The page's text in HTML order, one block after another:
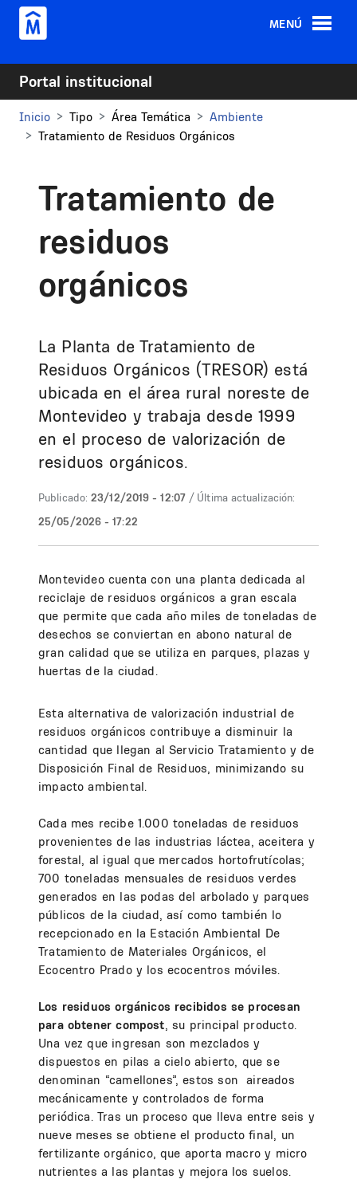
Pasar al contenido principal
MENÚ
Portal institucional
Inicio Tipo Área Temática
Ambiente
Tratamiento de Residuos Orgánicos
Tratamiento de
residuos
orgánicos
La Planta de Tratamiento de
Residuos Orgánicos (TRESOR) está
ubicada en el área rural noreste de
Montevideo y trabaja desde 1999
en el proceso de valorización de
residuos orgánicos.
Publicado: 23/12/2019 - 12:07 / Última actualización:
25/05/2026 - 17:22
Montevideo cuenta con una planta dedicada al
reciclaje de residuos orgánicos a gran escala
que permite que cada año miles de toneladas de
desechos se conviertan en abono natural de
gran calidad que se utiliza en parques, plazas y
huertas de la ciudad.
Esta alternativa de valorización industrial de
residuos orgánicos contribuye a disminuir la
cantidad que llegan al Servicio Tratamiento y de
Disposición Final de Residuos, minimizando su
impacto ambiental.
Cada mes recibe 1.000 toneladas de residuos
provenientes de las industrias láctea, aceitera y
forestal, al igual que mercados hortofrutícolas;
700 toneladas mensuales de residuos verdes
generados en las podas del arbolado y parques
públicos de la ciudad, así como también lo
recepcionado en la Estación Ambiental De
Tratamiento de Materiales Orgánicos, el
Ecocentro Prado y los ecocentros móviles.
Los residuos orgánicos recibidos se procesan
para obtener compost, su principal producto.
Una vez que ingresan son mezclados y
dispuestos en pilas a cielo abierto, que se
denominan “camellones”, estos son aireados
mecánicamente y controlados de forma
periódica. Tras un proceso que lleva entre seis y
nueve meses se obtiene el producto final, un
fertilizante orgánico, que aporta macro y micro
nutrientes a las plantas y mejora los suelos.